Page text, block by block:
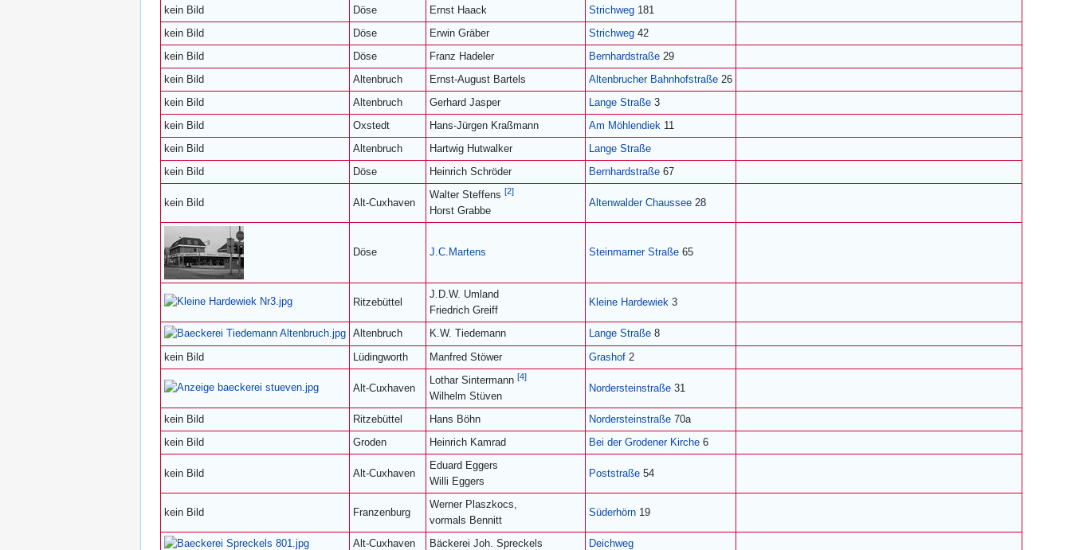
kein Bild Döse Ernst Haack Strichweg 181
kein Bild Döse Erwin Gräber Strichweg 42
kein Bild Döse Franz Hadeler Bernhardstraße 29
kein Bild Altenbruch Ernst-August Bartels Altenbrucher Bahnhofstraße 26
kein Bild Altenbruch Gerhard Jasper Lange Straße 3
kein Bild Oxstedt Hans-Jürgen Kraßmann Am Möhlendiek 11
kein Bild Altenbruch Hartwig Hutwalker Lange Straße
kein Bild Döse Heinrich Schröder Bernhardstraße 67
kein Bild Alt-Cuxhaven
Walter Steffens [2]
Horst Grabbe
Altenwalder Chaussee 28
Döse J.C.Martens Steinmarner Straße 65
Ritzebüttel
J.D.W. Umland
Friedrich Greiff
Kleine Hardewiek 3
Altenbruch K.W. Tiedemann Lange Straße 8
kein Bild Lüdingworth Manfred Stöwer Grashof 2
Alt-Cuxhaven
Lothar Sintermann [4]
Wilhelm Stüven
Nordersteinstraße 31
kein Bild Ritzebüttel Hans Böhn Nordersteinstraße 70a
kein Bild Groden Heinrich Kamrad Bei der Grodener Kirche 6
kein Bild Alt-Cuxhaven
Eduard Eggers
Willi Eggers
Poststraße 54
kein Bild Franzenburg
Werner Plaszkocs,
vormals Bennitt
Süderhörn 19
Alt-Cuxhaven Bäckerei Joh. Spreckels Deichweg